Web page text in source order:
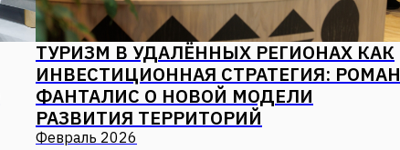
ТУРИЗМ В УДАЛЁННЫХ РЕГИОНАХ КАК
ИНВЕСТИЦИОННАЯ СТРАТЕГИЯ: РОМАН
ФАНТАЛИС О НОВОЙ МОДЕЛИ
РАЗВИТИЯ ТЕРРИТОРИЙ
Февраль 2026